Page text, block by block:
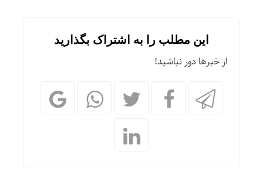
این مطلب را به اشتراک بگذارید
از خبرها دور نباشید!